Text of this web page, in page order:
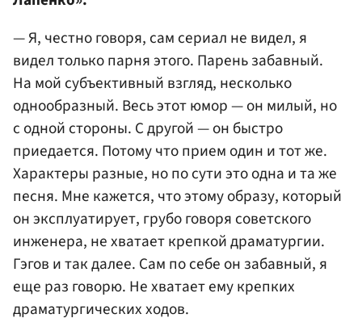
— Я, честно говоря, сам сериал не видел, я
видел только парня этого. Парень забавный.
На мой субъективный взгляд, несколько
однообразный. Весь этот юмор — он милый, но
с одной стороны. С другой — он быстро
приедается. Потому что прием один и тот же.
Характеры разные, но по сути это одна и та же
песня. Мне кажется, что этому образу, который
он эксплуатирует, грубо говоря советского
инженера, не хватает крепкой драматургии.
Гэгов и так далее. Сам по себе он забавный, я
еще раз говорю. Не хватает ему крепких
драматургических ходов.